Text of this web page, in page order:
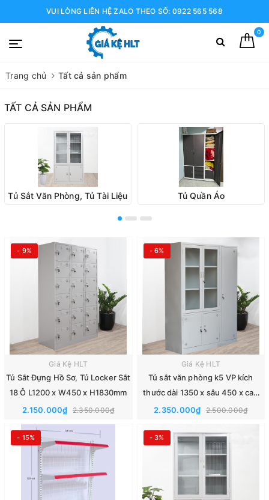
VUI LÒNG LIÊN HỆ ZALO THEO SỐ: 0922 565 568
0
Trang chủ Tất cả sản phẩm
TẤT CẢ SẢN PHẨM
Tủ Sắt Văn Phòng, Tủ Tài Liệu Tủ Quần Áo
- 9%
Giá Kệ HLT
Tủ Sắt Đựng Hồ Sơ, Tủ Locker Sắt
18 Ô L1200 x W450 x H1830mm
2.150.000₫ 2.350.000₫
- 6%
Giá Kệ HLT
Tủ sắt văn phòng k5 VP kích
thước dài 1350 x sâu 450 x cao
1830 mm
2.350.000₫ 2.500.000₫
- 15% - 3%